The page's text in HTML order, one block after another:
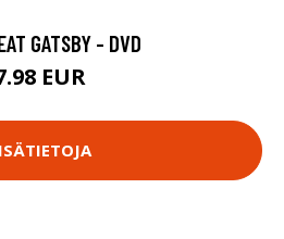
GATSBY - DVD
EUR